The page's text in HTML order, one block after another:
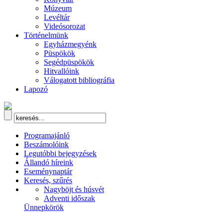
Múzeum
Levéltár
Videósorozat
Történelmünk
Egyházmegyénk
Püspökök
Segédpüspökök
Hitvallóink
Válogatott bibliográfia
Lapozó
Programajánló
Beszámolóink
Legutóbbi bejegyzések
Állandó híreink
Eseménynaptár
Keresés, szűrés
Nagyböjt és húsvét
Adventi időszak
Ünnepkörök